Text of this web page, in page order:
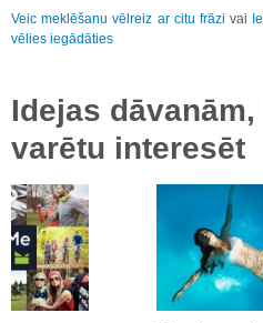
Veic meklēšanu vēlreiz ar citu frāzi vai
vēlies iegādāties
Idejas
varētu interesēt